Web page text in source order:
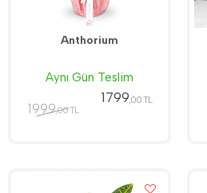
Anthorium
Aynı Gün Teslim
1999,00 TL
1799,00 TL